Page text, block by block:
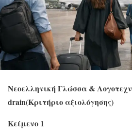
Νεοελληνική Γλώσσα &
drain(Κριτήριο αξιολόγησης)
Κείμενο 1